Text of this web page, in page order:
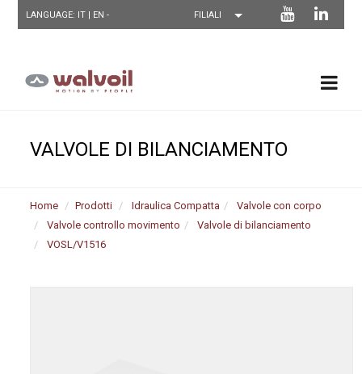
LANGUAGE: IT | EN-
VALVOLE DI BILANCIAMENTO
Home Prodotti Idraulica Compatta
Valvole con corpo
Valvole controllo movimento
Valvole di bilanciamento
VOSL/V1516